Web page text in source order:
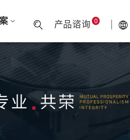
产品谘询 0